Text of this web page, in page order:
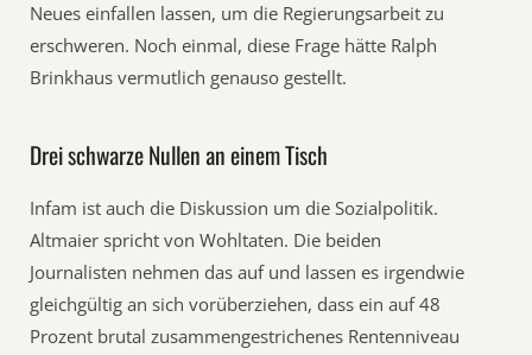
Neues einfallen lassen, um die Regierungsarbeit zu
erschweren. Noch einmal, diese Frage hätte Ralph
Brinkhaus vermutlich genauso gestellt.
Drei schwarze Nullen an einem Tisch
Infam ist auch die Diskussion um die Sozialpolitik.
Altmaier spricht von Wohltaten. Die beiden
Journalisten nehmen das auf und lassen es irgendwie
gleichgültig an sich vorüberziehen, dass ein auf 48
Prozent brutal zusammengestrichenes Rentenniveau